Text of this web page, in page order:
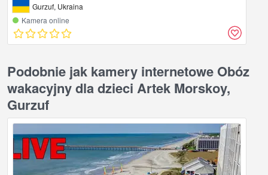
Gurzuf, Ukraina
Kamera online
Podobnie jak kamery internetowe Obóz
wakacyjny dla dzieci Artek Morskoy,
Gurzuf